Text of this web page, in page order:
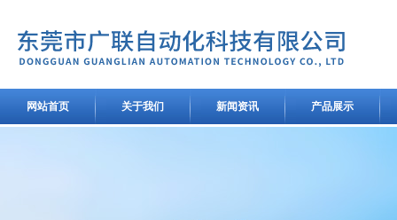
网站首页 关于我们 新闻资讯 产品展示